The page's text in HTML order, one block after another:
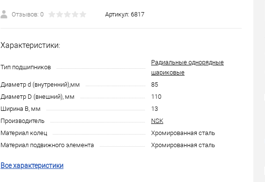
Отзывов: 0 Артикул: 6817
Характеристики:
Тип подшипников
Радиальные однорядные
шариковые
Диаметр d (внутренний),мм
85
Диаметр D (внешний), мм
110
Ширина B, мм
13
Производитель
NSK
Материал колец
Хромированная сталь
Материал подвижного элемента
Хромированная сталь
Все характеристики